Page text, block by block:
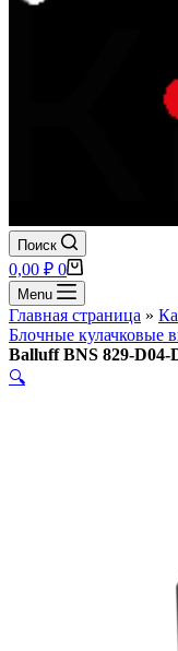
Поиск
Корзина
0,00 ₽ 0
Menu
Главная страница »
Блочные кулачковые
Balluff BNS 829-D04-
🔍